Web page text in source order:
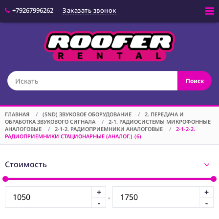
+79267996262 Заказать звонок
Поиск
(OPT) ОПТИКА
ОБОРУДОВАНИЕ
(LGT) СВЕТОВОЕ
ОБОРУДОВАНИЕ
(STD) СТОЙКИ
(GRP) КРЕПЕЖ
(SND) ЗВУКОВОЕ
ОБОРУДОВАНИЕ
ГЛАВНАЯ / (SND) ЗВУКОВОЕ ОБОРУДОВАНИЕ /
2. ПЕРЕДАЧА И
ОБРАБОТКА ЗВУКОВОГО СИГНАЛА
/
2-1. РАДИОСИСТЕМЫ МИКРОФОННЫЕ
АНАЛОГОВЫЕ
/ 2-1-2. РАДИОПРИЕМНИКИ АНАЛОГОВЫЕ /
2-1-2-2.
РАДИОПРИЕМНИКИ СТАЦИОНАРНЫЕ (АНАЛОГ.) (6)
Стоимость
+
-
-
+
-